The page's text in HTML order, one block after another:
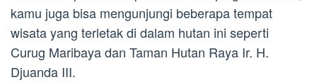
kamu juga bisa mengunjungi beberapa tempat
wisata yang terletak di dalam hutan ini seperti
Curug Maribaya dan Taman Hutan Raya Ir. H.
Djuanda III.